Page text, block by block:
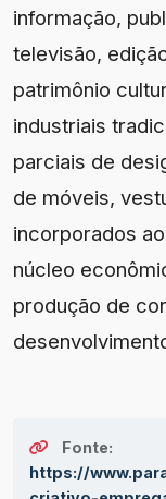
informação,
televisão,
patrimônio
industriais
parciais de
de móveis,
incorporados
núcleo
produção de
Fonte:
https://